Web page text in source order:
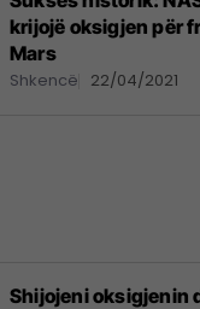
krijojë oksigjen për
Mars
Shkencë 22/04/2021
Shijojeni oksigjenin